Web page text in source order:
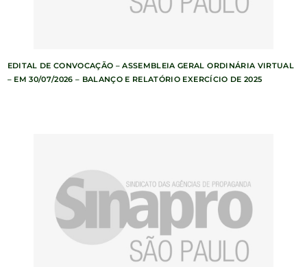
EDITAL DE CONVOCAÇÃO – ASSEMBLEIA GERAL ORDINÁRIA VIRTUAL
– EM 30/07/2026 – BALANÇO E RELATÓRIO EXERCÍCIO DE 2025